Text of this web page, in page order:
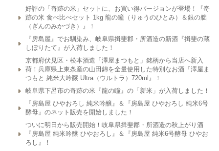
好評の「奇跡の米」セットに、お買い得バージョンが登場！『奇
跡の米 食べ比べセット 1kg 龍の瞳（りゅうのひとみ）＆銀の朏
（ぎんのみかづき）』！
『房島屋』でお馴染み、岐阜県揖斐郡・所酒造の新酒『揖斐の蔵
しぼりたて』が入荷しました！
京都府伏見区・松本酒造「澤屋まつもと」銘柄から当店へ新入
荷！兵庫県上東条産の山田錦を全量使用した特別なお酒『澤屋ま
つもと 純米大吟醸 Ultra（ウルトラ）720ml』！
岐阜県下呂市の奇跡の米『龍の瞳』の「新米」が入荷しました！
『房島屋 ひやおろし 純米吟醸』＆『房島屋 ひやおろし 純米6号
酵母』のネット販売を開始しました！
ついに明日から販売開始！岐阜県揖斐郡・所酒造の秋上がり酒
『房島屋 純米吟醸 ひやおろし』＆『房島屋 純米6号酵母 ひやお
ろし』！